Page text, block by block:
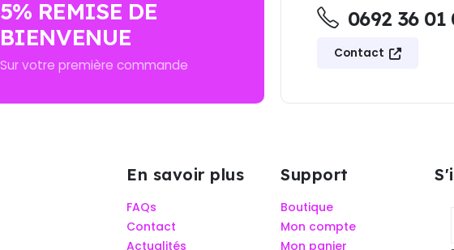
5% REMISE DE
BIENVENUE
Sur votre première commande
0692 36 01
Contact
En savoir plus
FAQs
Contact
Actualités
Support
Boutique
Mon compte
Mon panier